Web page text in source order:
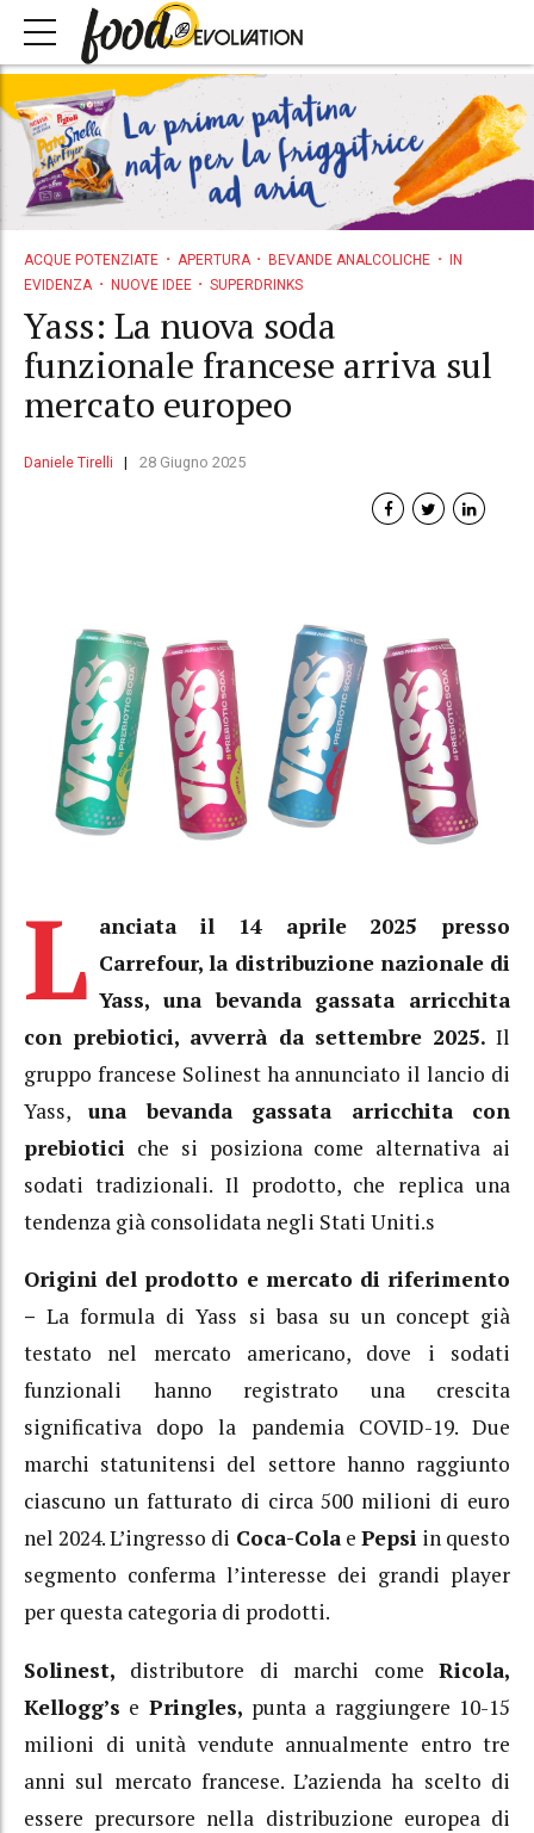
ACQUE POTENZIATE APERTURA BEVANDE ANALCOLICHE
IN
EVIDENZA
NUOVE IDEE SUPERDRINKS
Yass: La nuova soda
funzionale francese arriva sul
mercato europeo
Daniele Tirelli 28 Giugno 2025
L anciata il 14 aprile 2025 presso
Carrefour, la distribuzione nazionale di
Yass, una bevanda gassata arricchita
con prebiotici, avverrà da settembre 2025. Il
gruppo francese Solinest ha annunciato il lancio di
Yass,una bevanda gassata arricchita con
prebiotici che si posiziona come alternativa ai
sodati tradizionali. Il prodotto, che replica una
tendenza già consolidata negli Stati Uniti.s
Origini del prodotto e mercato di riferimento
–La formula di Yass si basa su un concept già
testato nel mercato americano, dove i sodati
funzionali hanno registrato una crescita
significativa dopo la pandemia COVID-19. Due
marchi statunitensi del settore hanno raggiunto
ciascuno un fatturato di circa 500 milioni di euro
nel 2024. L’ingresso di Coca-Colae Pepsiin questo
segmento conferma l’interesse dei grandi player
per questa categoria di prodotti.
Solinest, distributore di marchi come Ricola,
Kellogg’s e Pringles, punta a raggiungere 10-15
milioni di unità vendute annualmente entro tre
anni sul mercato francese. L’azienda ha scelto di
essere precursore nella distribuzione europea di